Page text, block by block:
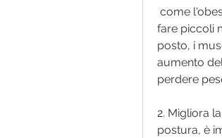
fare piccoli
posto, i
aumento
perdere
2. Migliora
postura, è